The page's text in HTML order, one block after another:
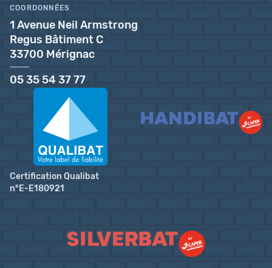
COORDONNÉES
1 Avenue Neil Armstrong
Regus Bâtiment C
33700 Mérignac
05 35 54 37 77
Certification Qualibat
n°E-E180921